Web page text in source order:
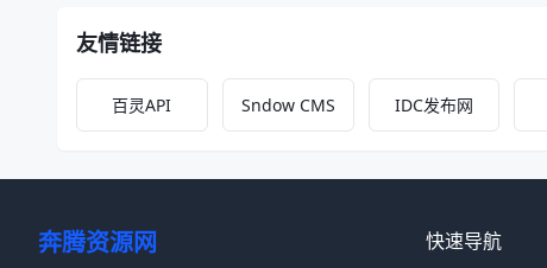
友情链接
百灵API Sndow CMS IDC发布网
奔腾资源网 快速导航